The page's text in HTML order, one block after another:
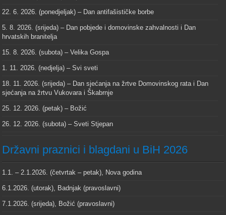
22. 6. 2026. (ponedjeljak) – Dan antifašističke borbe
5. 8. 2026. (srijeda) – Dan pobjede i domovinske zahvalnosti i Dan
hrvatskih branitelja
15. 8. 2026. (subota) – Velika Gospa
1. 11. 2026. (nedjelja) – Svi sveti
18. 11. 2026. (srijeda) – Dan sjećanja na žrtve Domovinskog rata i Dan
sjećanja na žrtvu Vukovara i Škabrnje
25. 12. 2026. (petak) – Božić
26. 12. 2026. (subota) – Sveti Stjepan
Državni praznici i blagdani u BiH 2026
1.1. – 2.1.2026. (četvrtak – petak), Nova godina
6.1.2026. (utorak), Badnjak (pravoslavni)
7.1.2026. (srijeda), Božić (pravoslavni)